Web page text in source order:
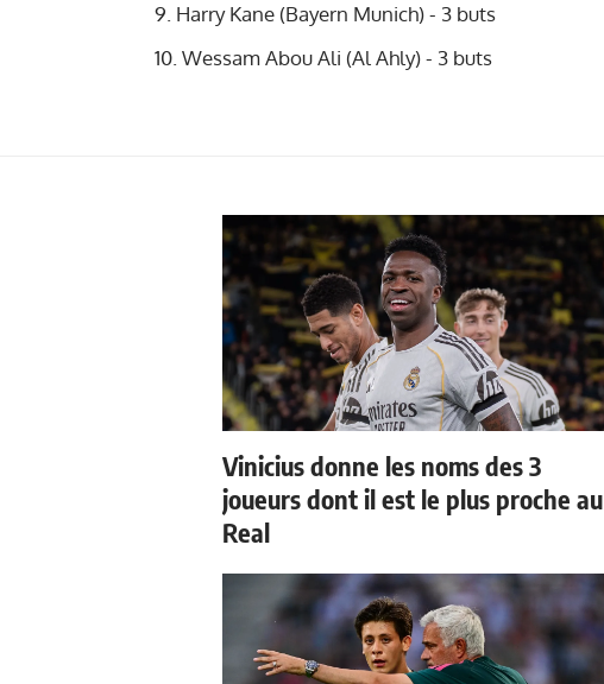
Harry Kane (Bayern Munich) - 3 buts
Wessam Abou Ali (Al Ahly) - 3 buts
Vinicius donne les noms des 3
joueurs dont il est le plus proche au
Real